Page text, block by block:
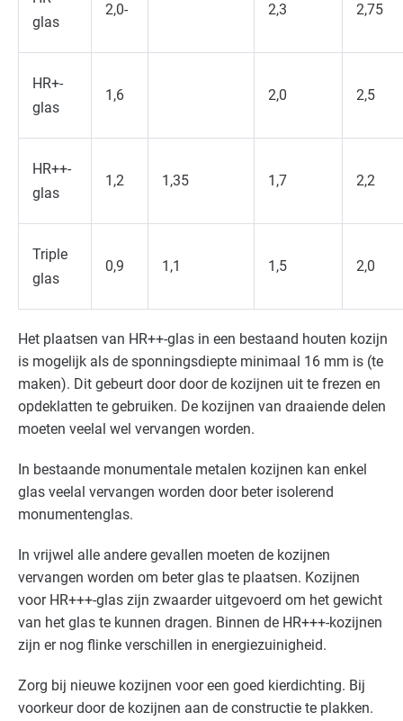
glas
2,0- 2,3 2,75
HR+-
glas
1,6 2,0 2,5
HR++-
glas
1,2 1,35 1,7 2,2
Triple
glas
0,9 1,1 1,5 2,0
Het plaatsen van HR++-glas in een bestaand houten kozijn
is mogelijk als de sponningsdiepte minimaal 16 mm is (te
maken). Dit gebeurt door door de kozijnen uit te frezen en
opdeklatten te gebruiken. De kozijnen van draaiende delen
moeten veelal wel vervangen worden.
In bestaande monumentale metalen kozijnen kan enkel
glas veelal vervangen worden door beter isolerend
monumentenglas.
In vrijwel alle andere gevallen moeten de kozijnen
vervangen worden om beter glas te plaatsen. Kozijnen
voor HR+++-glas zijn zwaarder uitgevoerd om het gewicht
van het glas te kunnen dragen. Binnen de HR+++-kozijnen
zijn er nog flinke verschillen in energiezuinigheid.
Zorg bij nieuwe kozijnen voor een goed kierdichting. Bij
voorkeur door de kozijnen aan de constructie te plakken.